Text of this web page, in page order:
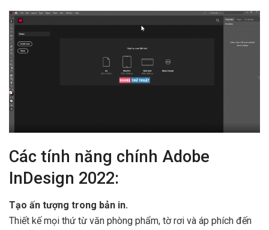
Các tính năng chính Adobe
InDesign 2022:
Tạo ấn tượng trong bản in.
Thiết kế mọi thứ từ văn phòng phẩm, tờ rơi và áp phích đến